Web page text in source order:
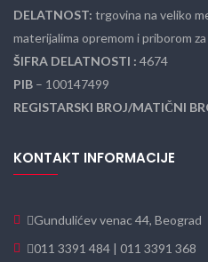
DELATNOST: trgovina na veliko
materijalima opremom i priborom
ŠIFRA DELATNOSTI : 4674
PIB – 100147499
REGISTARSKI BROJ/MATIČNI
KONTAKT INFORMACIJE
Gundulićev venac 44, Beograd
011 3391 484 | 011 3391 368